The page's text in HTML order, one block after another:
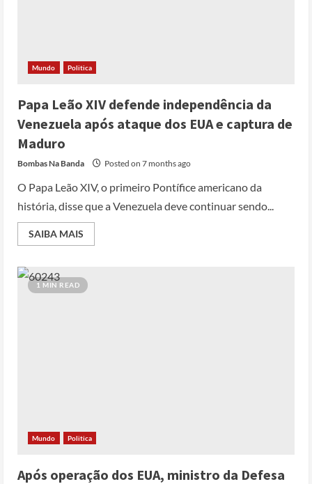
Mundo Politica
Papa Leão XIV defende independência da
Venezuela após ataque dos EUA e captura de
Maduro
Bombas Na Banda Posted on 7 months ago
O Papa Leão XIV, o primeiro Pontífice americano da
história, disse que a Venezuela deve continuar sendo...
SAIBA MAIS
1 MIN READ
Mundo Politica
Após operação dos EUA, ministro da Defesa